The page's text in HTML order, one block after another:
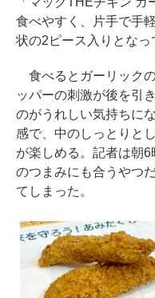
食べやすく、片手で手
状の2ピース入りとなっ
食べるとガーリック
ッパーの刺激が後を引
のがうれしい気持ちに
感で、中のしっとりと
が楽しめる。記者は朝
のつまみにも合うやつ
てしまった。